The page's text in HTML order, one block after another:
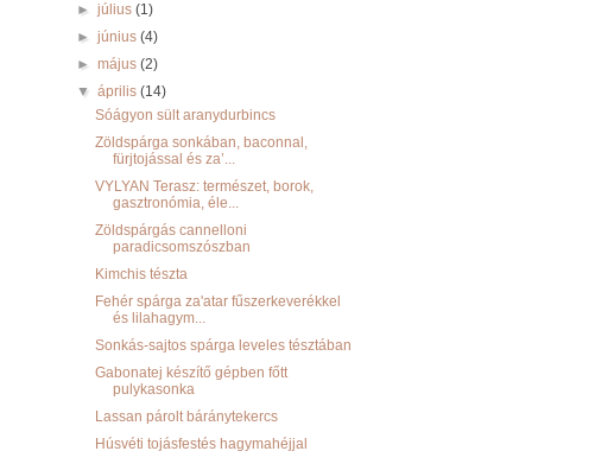
►július(1)
►június(4)
►május(2)
▼április(14)
Sóágyon sült aranydurbincs
Zöldspárga sonkában, baconnal,
fürjtojással és za’...
VYLYAN Terasz: természet, borok,
gasztronómia, éle...
Zöldspárgás cannelloni
paradicsomszószban
Kimchis tészta
Fehér spárga za'atar fűszerkeverékkel
és lilahagym...
Sonkás-sajtos spárga leveles tésztában
Gabonatej készítő gépben főtt
pulykasonka
Lassan párolt báránytekercs
Húsvéti tojásfestés hagymahéjjal